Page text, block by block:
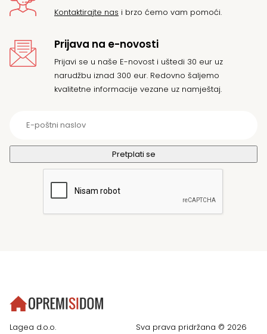
Kontaktirajte nas i brzo ćemo vam pomoći.
Prijava na e-novosti
Prijavi se u naše E-novost i uštedi 30 eur uz
narudžbu iznad 300 eur. Redovno šaljemo
kvalitetne informacije vezane uz namještaj.
Lagea d.o.o.
Sva prava pridržana © 2026